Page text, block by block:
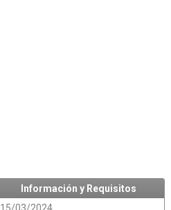
Información y Requisitos